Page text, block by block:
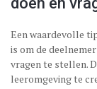
Een waardevolle
is om de
vragen te stellen.
leeromgeving te